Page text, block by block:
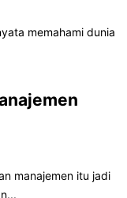
memahami dunia
manajemen itu jadi